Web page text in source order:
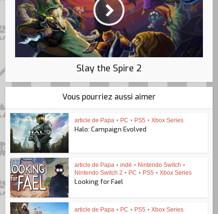
Slay the Spire 2
Vous pourriez aussi aimer
article de Papa • PC • PS5 • Xbox Series
Halo: Campaign Evolved
article de Papa • indé • Nintendo Switch •
Nintendo Switch 2 • PC • PS5 • Xbox Series
Looking for Fael
article de Papa • PC • PS5 • Xbox Series